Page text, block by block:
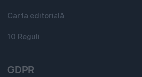
Carta editorială
10 Reguli
GDPR